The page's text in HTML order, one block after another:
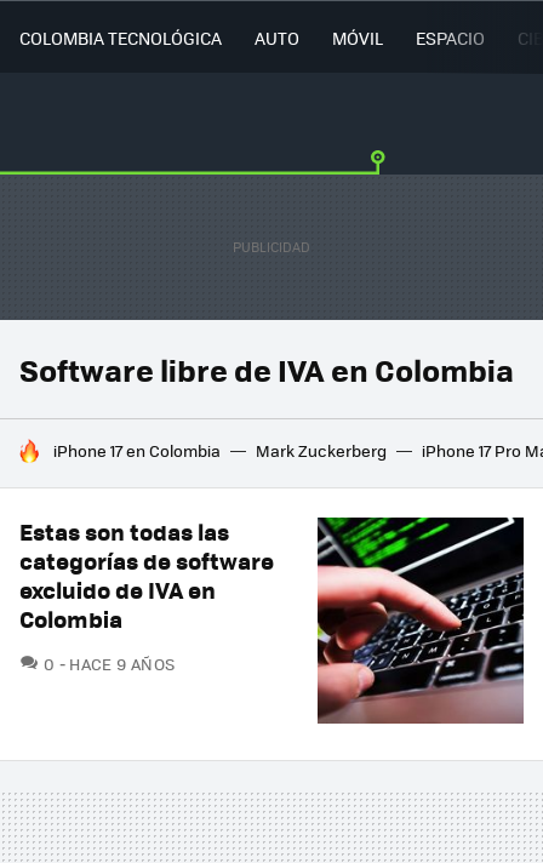
COLOMBIA TECNOLÓGICA AUTO MÓVIL ESPACIO
Software libre de IVA en Colombia
HOY SE HABLA DE
iPhone 17 en Colombia Mark Zuckerberg iPhone 17 Pro
Estas son todas las
categorías de software
excluido de IVA en
Colombia
0 COMENTARIOS
HACE 9 AÑOS